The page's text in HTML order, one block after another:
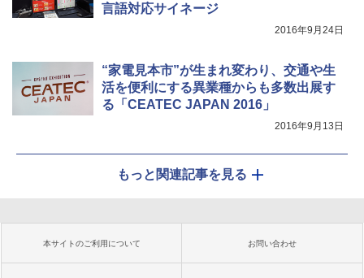
言語対応サイネージ
2016年9月24日
“家電見本市”が生まれ変わり、交通や生
活を便利にする異業種からも多数出展す
る「CEATEC JAPAN 2016」
2016年9月13日
もっと関連記事を見る
本サイトのご利用について お問い合わせ